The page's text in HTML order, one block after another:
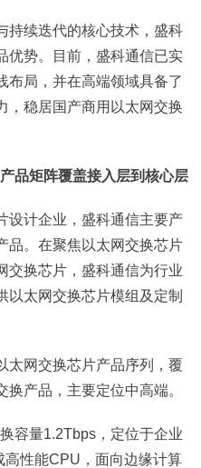
持续迭代的核心技术，盛科
优势。目前，盛科通信已实
布局，并在高端领域具备了
，稳居国产商用以太网交换
品矩阵覆盖接入层到核心层
设计企业，盛科通信主要产
品。在聚焦以太网交换芯片
交换芯片，盛科通信为行业
以太网交换芯片模组及定制
太网交换芯片产品序列，覆
产品，主要定位中高端。
容量1.2Tbps，定位于企业
高性能CPU，面向边缘计算